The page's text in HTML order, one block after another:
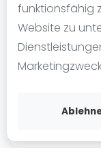
funktionsfähig
Website zu
Die
Regeln und
Padel Schläge
Video
maba! Padel
Christian-
68167
playtomic.io